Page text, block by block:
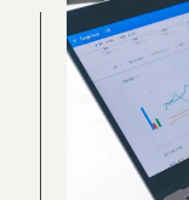
MARKETING